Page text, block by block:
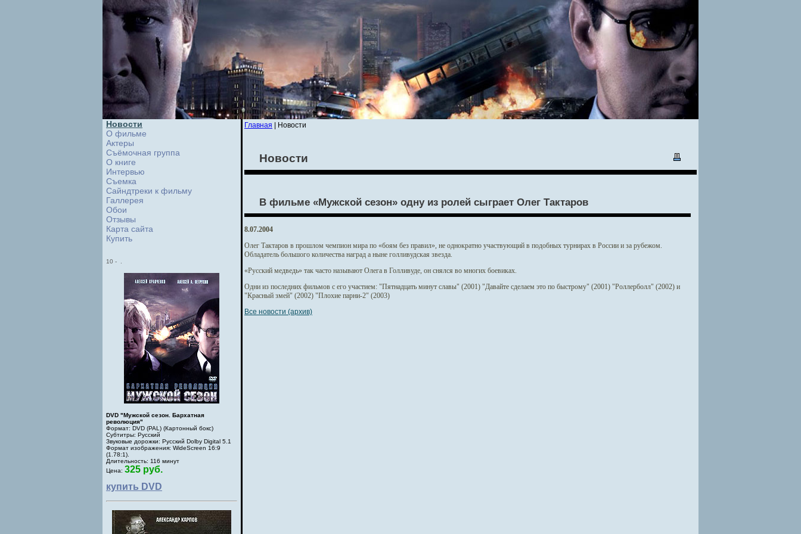
Новости
О фильме
Актеры
Съёмочная группа
О книге
Интервью
Cъемка
Сайндтреки к фильму
Галлерея
Обои
Отзывы
Карта сайта
Купить
10 -
DVD "Мужской сезон. Бархатная
революция"
Формат: DVD (PAL) (Картонный бокс)
Субтитры: Русский
Звуковые дорожки: Русский Dolby Digital 5.1
Формат изображения: WideScreen 16:9
(1.78:1).
Длительность: 116 минут
Цена: 325 руб.
купить DVD
Главная | Новости
Новости
В фильме «Мужской сезон» одну из ролей сыграет Олег Тактаров
8.07.2004
Олег Тактаров в прошлом чемпион мира по «боям без правил», не однократно участвующий в подобных турнирах в России и за рубежом.
Обладатель большого количества наград а ныне голливудская звезда.
«Русский медведь» так часто называют Олега в Голливуде, он снялся во многих боевиках.
Одни из последних фильмов с его участием: "Пятнадцать минут славы" (2001) "Давайте сделаем это по быстрому" (2001) "Роллерболл" (2002) и
"Красный змей" (2002) "Плохие парни-2" (2003)
Все новости (архив)